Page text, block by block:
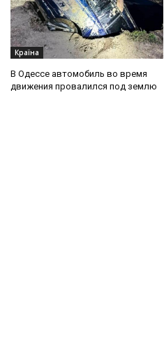
Країна
В Одессе автомобиль во время
движения провалился под землю